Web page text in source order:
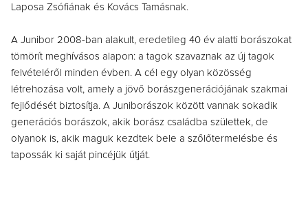
Laposa Zsófiának és Kovács Tamásnak.
A Junibor 2008-ban alakult, eredetileg 40 év alatti borászokat
tömörít meghívásos alapon: a tagok szavaznak az új tagok
felvételéről minden évben. A cél egy olyan közösség
létrehozása volt, amely a jövő borászgenerációjának szakmai
fejlődését biztosítja. A Juniborászok között vannak sokadik
generációs borászok, akik borász családba születtek, de
olyanok is, akik maguk kezdtek bele a szőlőtermelésbe és
tapossák ki saját pincéjük útját.